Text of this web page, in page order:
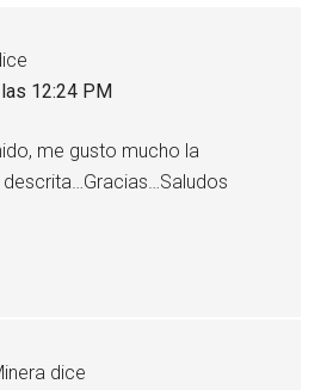
12:24 PM
me gusto mucho la
dice